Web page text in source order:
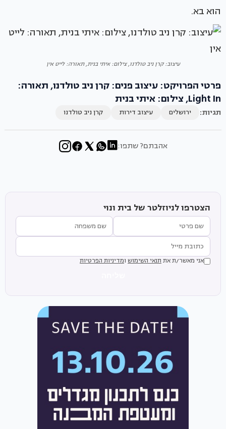
הוא בא.
עיצוב: קרן ניב טולדנו, צילום: איתי בנית, תאורה: לייט אין
פרטי הפרויקט: עיצוב פנים: קרן ניב טולדנו, תאורה:
Light In, צילום: איתי בנית
תגיות: ירושלים עיצוב דירות קרן ניב טולדנו
אהבתם? שתפו:
הצטרפו לניוזלטר של בית ונוי
אני מאשר/ת את תנאי השימוש ומדיניות הפרטיות